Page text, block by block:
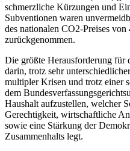
schmerzliche Kürzungen und
Subventionen waren
des nationalen CO2-Preises
zurückgenommen.
Die größte Herausforderung für
darin, trotz sehr
multipler Krisen und trotz einer
dem
Haushalt aufzustellen, welcher
Gerechtigkeit, wirtschaftliche
sowie eine Stärkung der
Zusammenhalts legt.